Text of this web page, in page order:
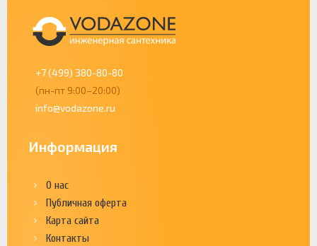
+7 (499) 380-80-80
(пн-пт 9:00–20:00)
info@vodazone.ru
Информация
О нас
Публичная оферта
Карта сайта
Контакты